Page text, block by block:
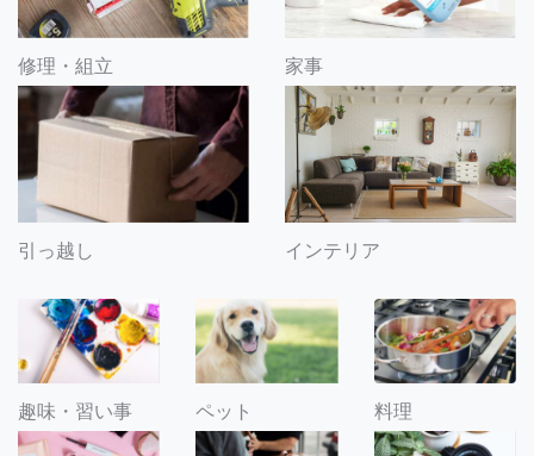
修理・組立 家事
引っ越し インテリア
趣味・習い事 ペット 料理